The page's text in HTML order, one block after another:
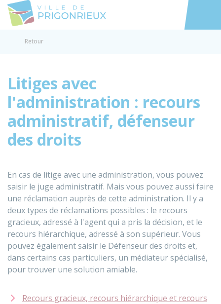
Accéder
Retour
Litiges avec
l'administration : recours
administratif, défenseur
des droits
En cas de litige avec une administration, vous pouvez
saisir le juge administratif. Mais vous pouvez aussi faire
une réclamation auprès de cette administration. Il y a
deux types de réclamations possibles : le recours
gracieux, adressé à l'agent qui a pris la décision, et le
recours hiérarchique, adressé à son supérieur. Vous
pouvez également saisir le Défenseur des droits et,
dans certains cas particuliers, un médiateur spécialisé,
pour trouver une solution amiable.
Recours gracieux, recours hiérarchique et recours